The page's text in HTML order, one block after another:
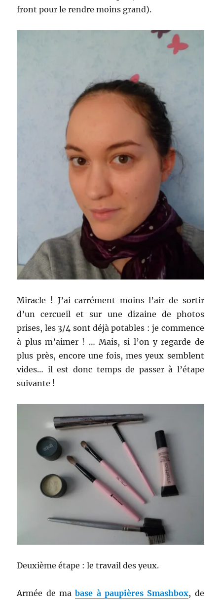
front pour le rendre moins grand).
Miracle ! J’ai carrément moins l’air de sortir
d’un cercueil et sur une dizaine de photos
prises, les 3/4 sont déjà potables : je commence
à plus m’aimer ! … Mais, si l’on y regarde de
plus près, encore une fois, mes yeux semblent
vides… il est donc temps de passer à l’étape
suivante !
Deuxième étape : le travail des yeux.
Armée de mabase à paupières Smashbox, de